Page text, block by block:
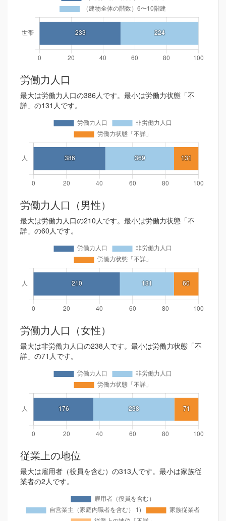
労働力人口
最大は労働力人口の386人です。最小は労働力状態「不
詳」の131人です。
労働力人口（男性）
最大は労働力人口の210人です。最小は労働力状態「不
詳」の60人です。
労働力人口（女性）
最大は非労働力人口の238人です。最小は労働力状態「不
詳」の71人です。
従業上の地位
最大は雇用者（役員を含む）の313人です。最小は家族従
業者の2人です。